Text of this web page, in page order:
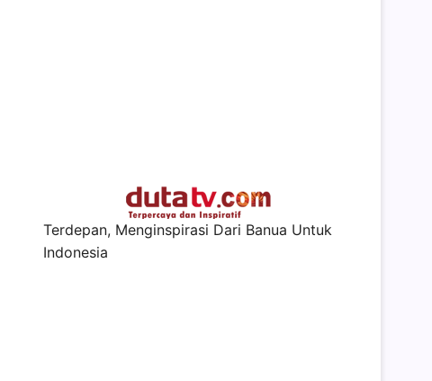
Terdepan, Menginspirasi Dari Banua Untuk
Indonesia